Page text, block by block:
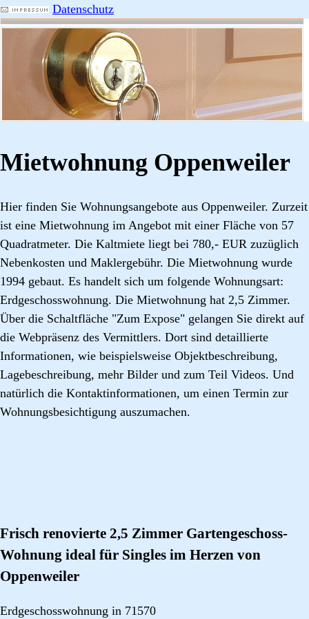
Datenschutz
Mietwohnung Oppenweiler
Hier finden Sie Wohnungsangebote aus Oppenweiler. Zurzeit
ist eine Mietwohnung im Angebot mit einer Fläche von 57
Quadratmeter. Die Kaltmiete liegt bei 780,- EUR zuzüglich
Nebenkosten und Maklergebühr. Die Mietwohnung wurde
1994 gebaut. Es handelt sich um folgende Wohnungsart:
Erdgeschosswohnung. Die Mietwohnung hat 2,5 Zimmer.
Über die Schaltfläche "Zum Expose" gelangen Sie direkt auf
die Webpräsenz des Vermittlers. Dort sind detaillierte
Informationen, wie beispielsweise Objektbeschreibung,
Lagebeschreibung, mehr Bilder und zum Teil Videos. Und
natürlich die Kontaktinformationen, um einen Termin zur
Wohnungsbesichtigung auszumachen.
Frisch renovierte 2,5 Zimmer Gartengeschoss-
Wohnung ideal für Singles im Herzen von
Oppenweiler
Erdgeschosswohnung in 71570